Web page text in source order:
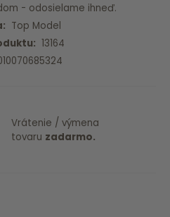
- odosielame ihneď.
Top Model
13164
Vrátenie / výmena
tovaru zadarmo.